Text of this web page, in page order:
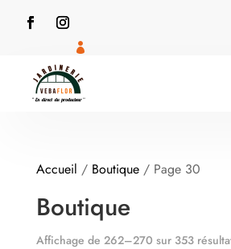

Accueil / Boutique/ Page 30
Boutique
Affichage de 262–270 sur 353